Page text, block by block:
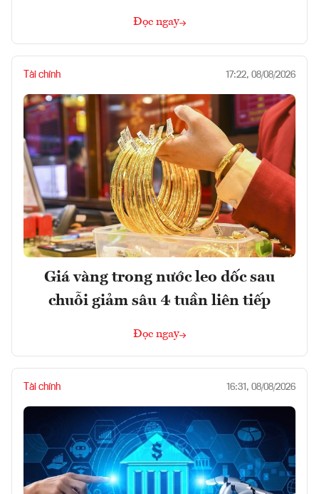
Đọc ngay
Tài chính 17:22, 08/08/2026
Giá vàng trong nước leo dốc sau
chuỗi giảm sâu 4 tuần liên tiếp
Đọc ngay
Tài chính 16:31, 08/08/2026